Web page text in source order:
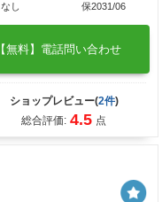
なし
保2031/06
【無料】電話問い合わせ
ショップレビュー(2件)
総合評価: 4.5 点